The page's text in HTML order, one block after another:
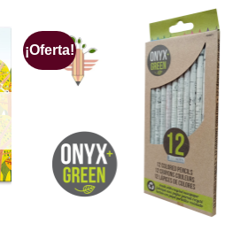
¡Oferta!
Añadir
a la
lista de
deseos